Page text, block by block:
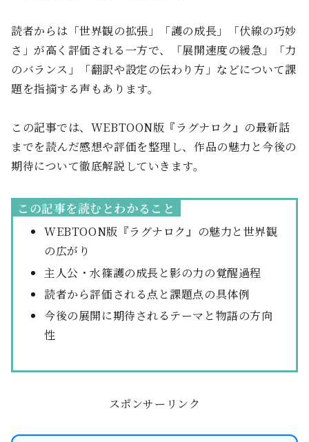
読者からは「世界観の拡張」「護の成長」「伏線の巧妙
さ」が高く評価される一方で、「展開速度の緩急」「力
のバランス」「翻訳や設定の伝わり方」などについて課
題を指摘する声もあります。
この記事では、WEBTOON版『ラグナロク』の最新話
までを読んだ感想や評価を整理し、作品の魅力と今後の
期待について徹底解説していきます。
この記事を読むとわかること
WEBTOON版『ラグナロク』の魅力と世界観
の広がり
主人公・水篠護の成長と影の力の覚醒過程
読者から評価される点と課題点の具体例
今後の展開に期待されるテーマと物語の方向
性
スポンサーリンク